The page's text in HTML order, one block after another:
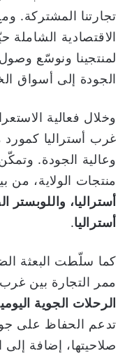
تجارتنا المشتركة.
الاقتصادية الشاملة
لمنتجينا ونوسّع
الجودة إلى أسواق
وخلال فعالية
غرب أستراليا كمورد
وعالية الجودة.
منتجات الولاية، من
أستراليا،
أستراليا.
كما سلّطت البعثة
ممر التجارة بين
الرحلات الجوية
تدعم الحفاظ على
صلاحيتها، إضافة